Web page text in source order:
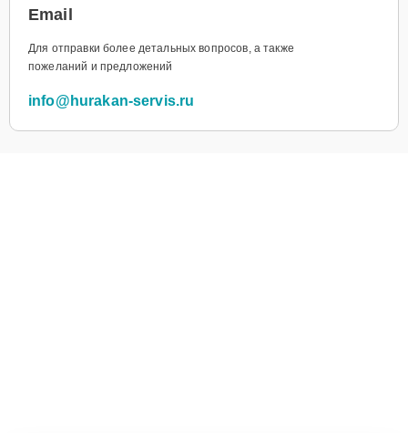
Email
Для отправки более детальных вопросов, а также
пожеланий и предложений
info@hurakan-servis.ru